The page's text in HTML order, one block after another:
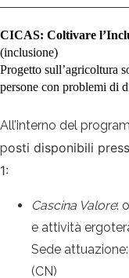
CICAS: Coltivare
(inclusione)
Progetto sull’agricoltura
persone con problemi di
All’interno del
posti disponibili
1:
Cascina Valore:
e attività
Sede
(CN)